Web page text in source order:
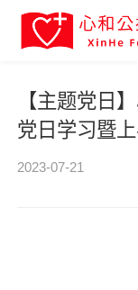
【主题党日
党日学习暨
2023-07-21